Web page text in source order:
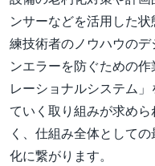
ンサーなどを活用した
練技術者のノウハウの
ンエラーを防ぐための
レーショナルシステム
ていく取り組みが求め
く、仕組み全体として
化に繋がります。